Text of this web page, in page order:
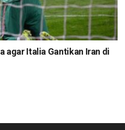
agar Italia Gantikan Iran di